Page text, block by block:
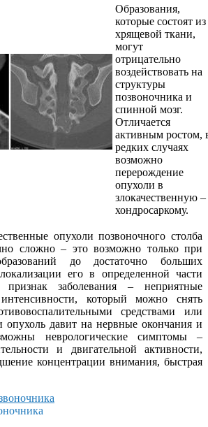
Образования,
которые состоят из
хрящевой ткани,
могут
отрицательно
воздействовать на
структуры
позвоночника и
спинной мозг.
Отличается
активным ростом,
редких случаях
возможно
перерождение
опухоли в
злокачественную –
хондросаркому.
опухоли позвоночного столба
сложно – это возможно только при
до достаточно больших
его в определенной части
заболевания – неприятные
который можно снять
средствами или
опухоль давит на нервные окончания и
неврологические симптомы –
и двигательной активности,
концентрации внимания, быстрая